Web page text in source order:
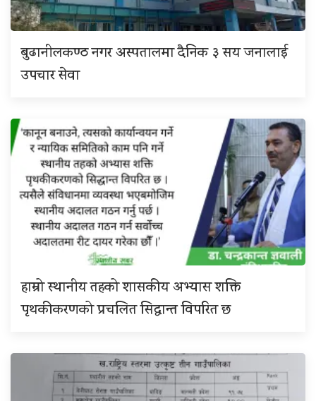
बुढानीलकण्ठ नगर अस्पतालमा दैनिक ३ सय जनालाई
उपचार सेवा
हाम्रो स्थानीय तहको शासकीय अभ्यास शक्ति
पृथकीकरणको प्रचलित सिद्धान्त विपरित छ